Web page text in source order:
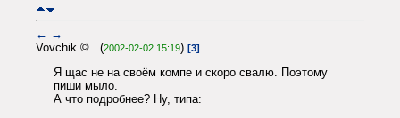
← →
Vovchik © (2002-02-02 15:19) [3]
Я щас не на своём компе и скоро свалю. Поэтому
пиши мыло.
А что подробнее? Ну, типа: